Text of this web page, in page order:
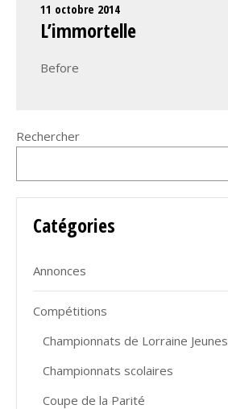
11 octobre 2014
L’immortelle
Before
Rechercher
Catégories
Annonces
Compétitions
Championnats de Lorraine Jeunes
Championnats scolaires
Coupe de la Parité